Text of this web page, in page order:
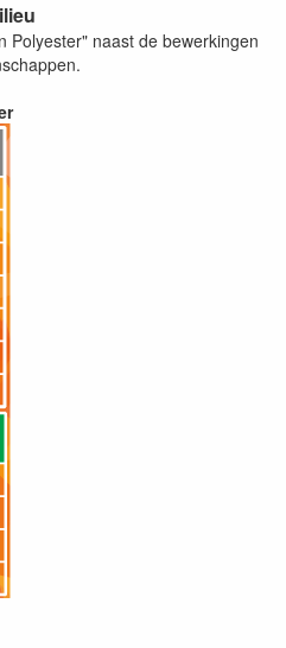
Polyester" naast de bewerkingen